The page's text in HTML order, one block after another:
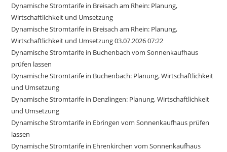
Dynamische Stromtarife in Breisach am Rhein: Planung,
Wirtschaftlichkeit und Umsetzung
Dynamische Stromtarife in Breisach am Rhein: Planung,
Wirtschaftlichkeit und Umsetzung 03.07.2026 07:22
Dynamische Stromtarife in Buchenbach vom Sonnenkaufhaus
prüfen lassen
Dynamische Stromtarife in Buchenbach: Planung, Wirtschaftlichkeit
und Umsetzung
Dynamische Stromtarife in Denzlingen: Planung, Wirtschaftlichkeit
und Umsetzung
Dynamische Stromtarife in Ebringen vom Sonnenkaufhaus prüfen
lassen
Dynamische Stromtarife in Ehrenkirchen vom Sonnenkaufhaus